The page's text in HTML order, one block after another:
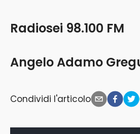
Angelo Adamo
Radiosei 98.100 FM
Condividi l'articolo